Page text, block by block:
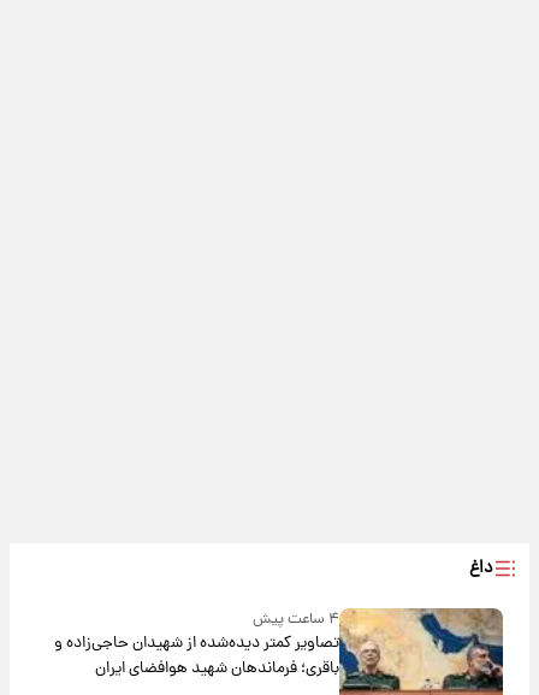
داغ
۴ ساعت پیش
تصاویر کمتر دیده‌شده از شهیدان حاجی‌زاده و
باقری؛ فرماندهان شهید هوافضای ایران